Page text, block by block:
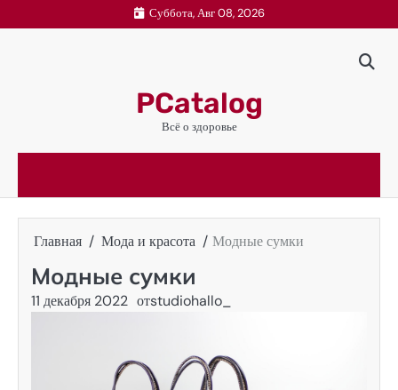
к
Суббота, Авг 08, 2026
PCatalog
Всё о здоровье
Главная Мода и красота Модные сумки
Модные сумки
11 декабря 2022 отstudiohallo_